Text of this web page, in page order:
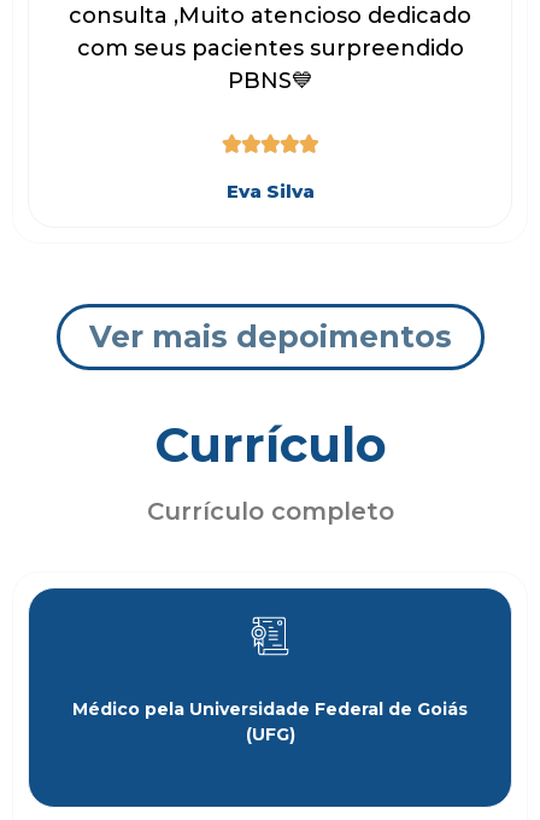
consulta ,Muito atencioso dedicado
com seus pacientes surpreendido
PBNS💙

Eva Silva
Ver mais depoimentos
Currículo
Currículo completo
Médico pela Universidade Federal de Goiás
(UFG)